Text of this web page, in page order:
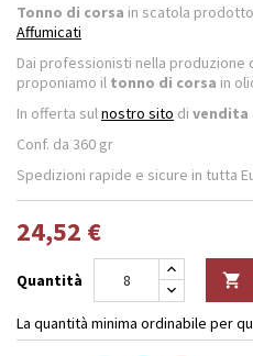
Tonno di corsa in scatola
Affumicati
Dai professionisti nella produzione
proponiamo il tonno di corsa in
In offerta sulnostro sito di vendita
Conf. da 360 gr
Spedizioni rapide e sicure in tutta
24,52 €
Quantità 
La quantità minima ordinabile per